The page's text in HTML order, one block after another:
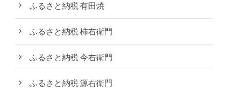
ふるさと納税 有田焼
ふるさと納税 柿右衛門
ふるさと納税 今右衛門
ふるさと納税 源右衛門